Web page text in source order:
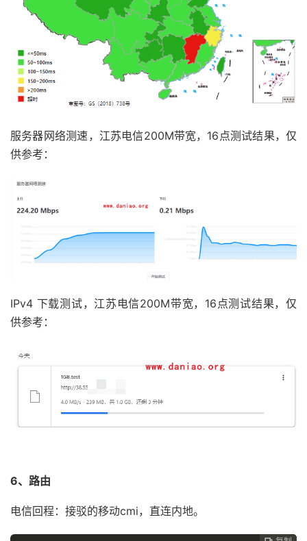
服务器网络测速，江苏电信200M带宽，16点测试结果，仅
供参考：
IPv4 下载测试，江苏电信200M带宽，16点测试结果，仅
供参考：
6、路由
电信回程：接驳的移动cmi，直连内地。